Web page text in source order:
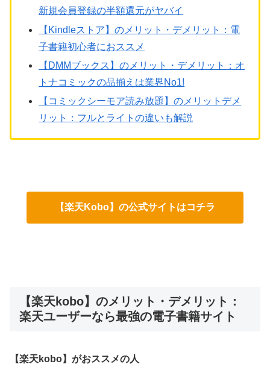
新規会員登録の半額還元がヤバイ
【Kindleストア】のメリット・デメリット：電
子書籍初心者におススメ
【DMMブックス】のメリット・デメリット：オ
トナコミックの品揃えは業界No1!
【コミックシーモア読み放題】のメリットデメ
リット：フルとライトの違いも解説
【楽天Kobo】の公式サイトはコチラ
【楽天kobo】のメリット・デメリット：
楽天ユーザーなら最強の電子書籍サイト
【楽天kobo】がおススメの人